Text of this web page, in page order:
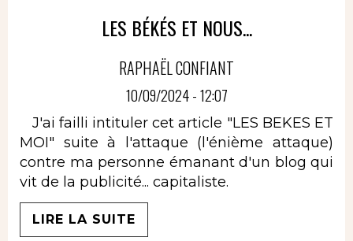
LES BÉKÉS ET NOUS...
RAPHAËL CONFIANT
10/09/2024 - 12:07
J'ai failli intituler cet article "LES BEKES ET
MOI" suite à l'attaque (l'énième attaque)
contre ma personne émanant d'un blog qui
vit de la publicité... capitaliste.
LIRE LA SUITE